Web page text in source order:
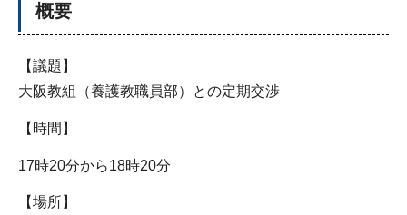
概要
【議題】
大阪教組（養護教職員部）との定期交渉
【時間】
17時20分から18時20分
【場所】